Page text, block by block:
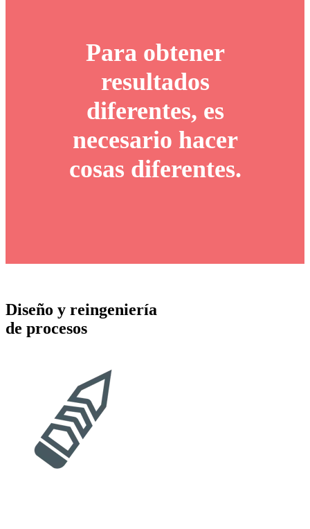
Para obtener
resultados
diferentes, es
necesario hacer
cosas diferentes.
Diseño y reingeniería
de procesos